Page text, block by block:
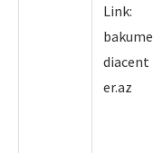
Link:
bakume
diacent
er.az